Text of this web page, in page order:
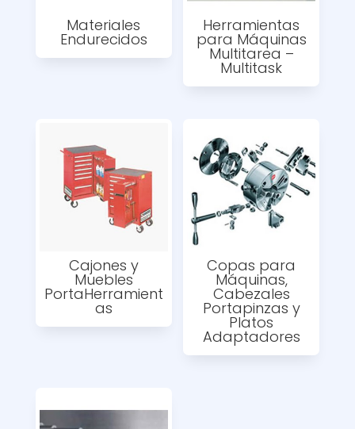
Materiales
Endurecidos
Herramientas
para Máquinas
Multitarea –
Multitask
Cajones y
Muebles
PortaHerramient
as
Copas para
Máquinas,
Cabezales
Portapinzas y
Platos
Adaptadores